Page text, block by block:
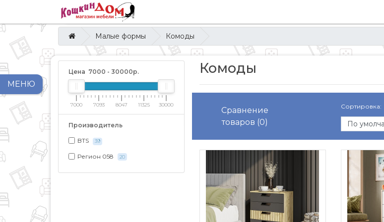
МЕНЮ
Малые формы Комоды
Цена 7000 - 30000р.
7000 7093 8047 11325 30000
Производитель
BTS 39
Регион 058 20
Комоды
Сравнение
товаров (0)
Сортировка: